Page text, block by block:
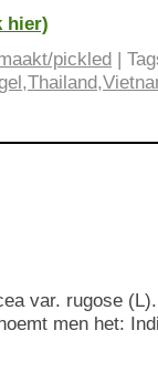
hier)
pickled |
,Thailand,
var. rugose
men het: